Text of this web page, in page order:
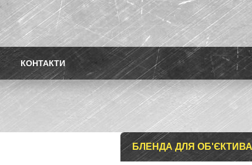
КОНТАКТИ
БЛЕНДА ДЛЯ